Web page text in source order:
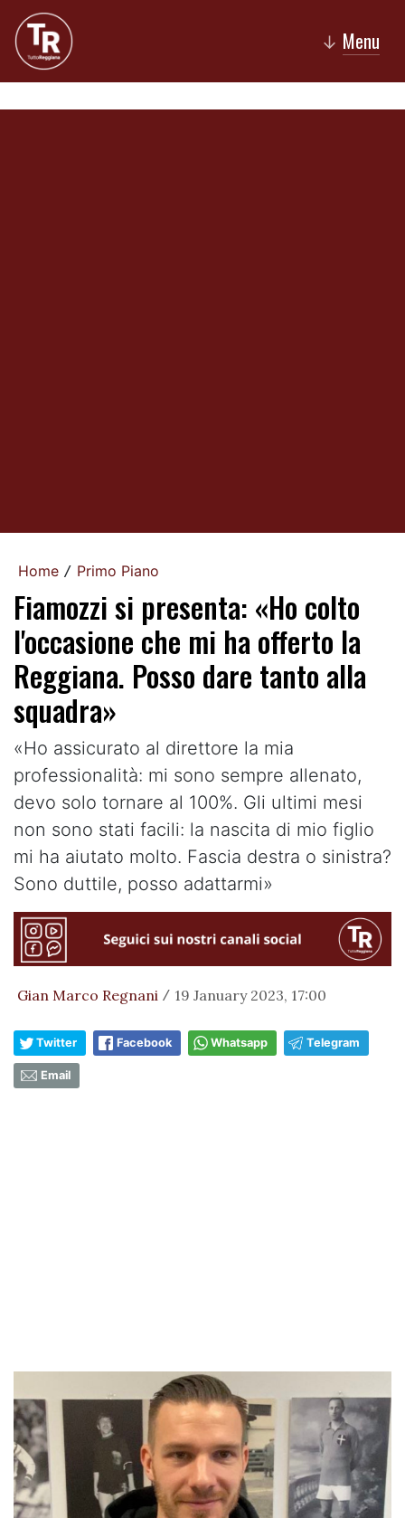
↓ Menu
Home / Primo Piano
Fiamozzi si presenta: «Ho colto
l'occasione che mi ha offerto la
Reggiana. Posso dare tanto alla
squadra»
«Ho assicurato al direttore la mia
professionalità: mi sono sempre allenato,
devo solo tornare al 100%. Gli ultimi mesi
non sono stati facili: la nascita di mio figlio
mi ha aiutato molto. Fascia destra o sinistra?
Sono duttile, posso adattarmi»
Gian Marco Regnani / 19 January 2023, 17:00
Twitter Facebook Whatsapp Telegram
Email